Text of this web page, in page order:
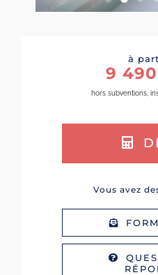
à
9
hors subventions,
Vous avez